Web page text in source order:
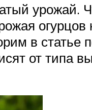
урожай.
в статье
от типа